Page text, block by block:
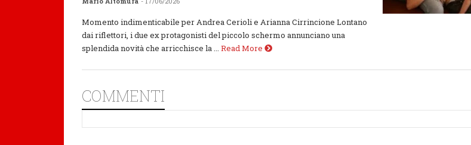
Momento indimenticabile per Andrea Cerioli e Arianna Cirrincione Lontano
dai riflettori, i due ex protagonisti del piccolo schermo annunciano una
splendida novità che arricchisce la ...
Read More
COMMENTI